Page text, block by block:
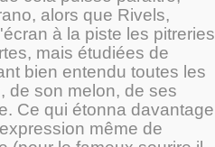
alors que Rivels,
à la piste les pitreries
mais étudiées de
bien entendu toutes les
de son melon, de ses
Ce qui étonna davantage
même de